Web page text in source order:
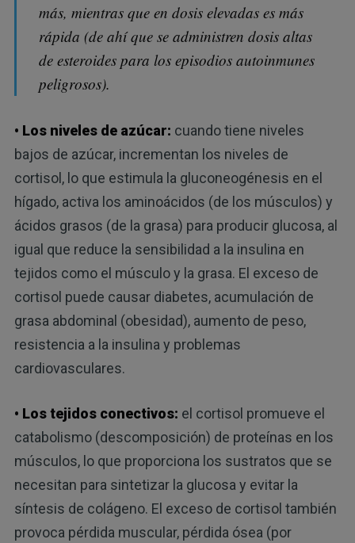
más, mientras que en dosis elevadas es más
rápida (de ahí que se administren dosis altas
de esteroides para los episodios autoinmunes
peligrosos).
• Los niveles de azúcar: cuando tiene niveles
bajos de azúcar, incrementan los niveles de
cortisol, lo que estimula la gluconeogénesis en el
hígado, activa los aminoácidos (de los músculos) y
ácidos grasos (de la grasa) para producir glucosa, al
igual que reduce la sensibilidad a la insulina en
tejidos como el músculo y la grasa. El exceso de
cortisol puede causar diabetes, acumulación de
grasa abdominal (obesidad), aumento de peso,
resistencia a la insulina y problemas
cardiovasculares.
• Los tejidos conectivos: el cortisol promueve el
catabolismo (descomposición) de proteínas en los
músculos, lo que proporciona los sustratos que se
necesitan para sintetizar la glucosa y evitar la
síntesis de colágeno. El exceso de cortisol también
provoca pérdida muscular, pérdida ósea (por